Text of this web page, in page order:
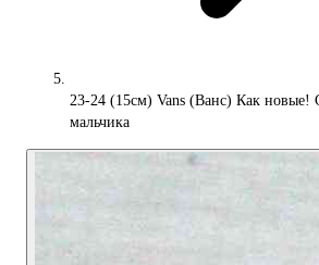
23-24 (15см) Vans (Ванс) Как новые!
мальчика